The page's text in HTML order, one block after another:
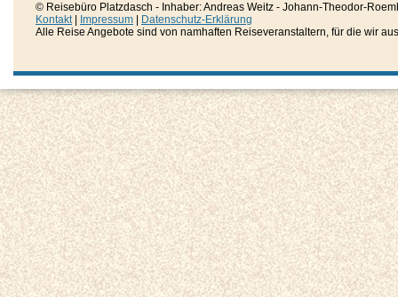
© Reisebüro Platzdasch - Inhaber: Andreas Weitz - Johann-Theodor-
Kontakt| Impressum
Datenschutz-Erklärung
Alle Reise Angebote sind von namhaften Reiseveranstaltern, für die wir